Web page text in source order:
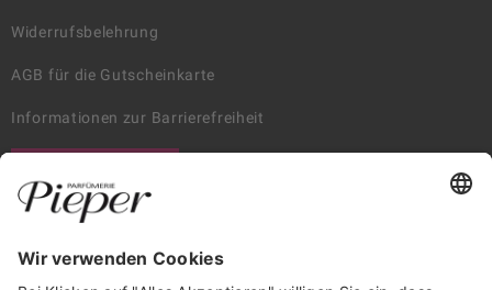
Widerrufsbelehrung
AGB für die Gutscheinkarte
Informationen zur Barrierefreiheit